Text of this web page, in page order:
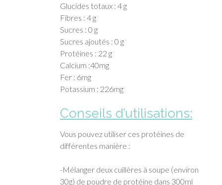
Glucides totaux : 4 g
Fibres : 4 g
Sucres : 0 g
Sucres ajoutés : 0 g
Protéines : 22 g
Calcium :40mg
Fer : 6mg
Potassium : 226mg
Conseils d’utilisations:
Vous pouvez utiliser ces protéines de
différentes manière :
-Mélanger deux cuillères à soupe (environ
30g) de poudre de protéine dans 300ml